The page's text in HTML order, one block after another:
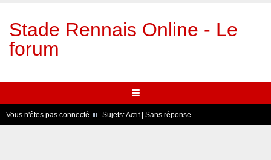
Stade Rennais Online - Le
forum
Vous n'êtes pas connecté. Sujets:Actif| Sans réponse